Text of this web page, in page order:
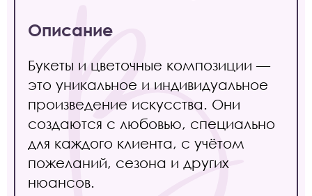
Описание
Букеты и цветочные композиции —
это уникальное и индивидуальное
произведение искусства. Они
создаются с любовью, специально
для каждого клиента, с учётом
пожеланий, сезона и других
нюансов.